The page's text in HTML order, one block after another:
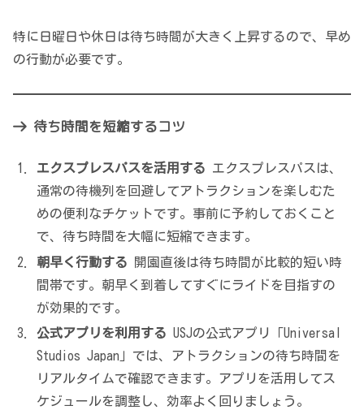
特に日曜日や休日は待ち時間が大きく上昇するので、早め
の行動が必要です。
待ち時間を短縮するコツ
エクスプレスパスを活用する エクスプレスパスは、
通常の待機列を回避してアトラクションを楽しむた
めの便利なチケットです。事前に予約しておくこと
で、待ち時間を大幅に短縮できます。
朝早く行動する 開園直後は待ち時間が比較的短い時
間帯です。朝早く到着してすぐにライドを目指すの
が効果的です。
公式アプリを利用する USJの公式アプリ「Universal
Studios Japan」では、アトラクションの待ち時間を
リアルタイムで確認できます。アプリを活用してス
ケジュールを調整し、効率よく回りましょう。